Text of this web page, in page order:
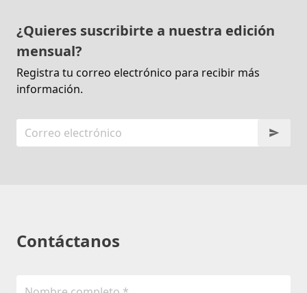
¿Quieres suscribirte a nuestra edición
mensual?
Registra tu correo electrónico para recibir más
información.
Contáctanos